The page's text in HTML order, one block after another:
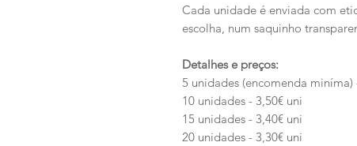
Cada unidade é enviada com
escolha, num saquinho
Detalhes e preços:
5 unidades (encomenda miníma)
10 unidades - 3,50€ uni
15 unidades - 3,40€ uni
20 unidades - 3,30€ uni